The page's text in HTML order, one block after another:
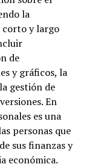
la
corto y largo
de
y gráficos, la
gestión de
En
es una
personas que
sus finanzas y
económica.